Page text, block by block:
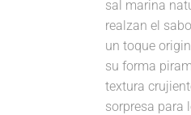
sal marina
realzan el
un toque
su forma
textura
sorpresa para